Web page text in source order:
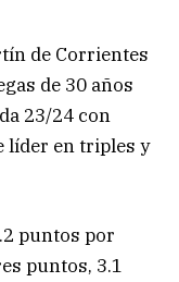
de Corrientes
de 30 años
23/24 con
líder en triples y
puntos por
puntos, 3.1